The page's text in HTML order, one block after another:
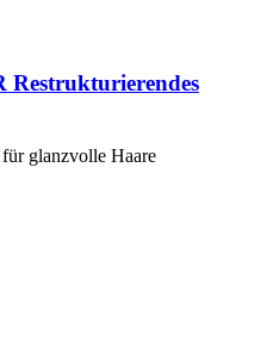
glanzvolle Haare